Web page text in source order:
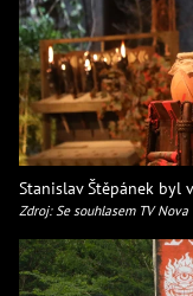
Stanislav Štěpánek byl
Zdroj: Se souhlasem TV Nova